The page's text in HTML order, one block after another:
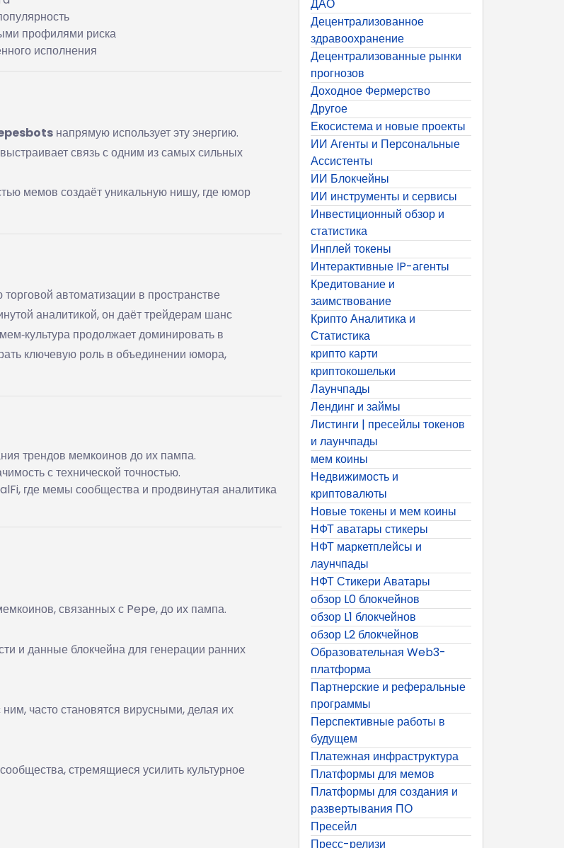
профилями риска
исполнения
напрямую использует эту энергию.
связь с одним из самых сильных
мемов создаёт уникальную нишу, где юмор
автоматизации в пространстве
аналитикой, он даёт трейдерам шанс
продолжает доминировать в
ключевую роль в объединении юмора,
трендов мемкоинов до их пампа.
с технической точностью.
где мемы сообщества и продвинутая аналитика
связанных с Pepe, до их пампа.
и данные блокчейна для генерации ранних
часто становятся вирусными, делая их
стремящиеся усилить культурное
ДАО
Децентрализованное
здравоохранение
Децентрализованные рынки
прогнозов
Доходное Фермерство
Другое
Екосистема и новые проекты
ИИ Агенты и Персональные
Ассистенты
ИИ Блокчейны
ИИ инструменты и сервисы
Инвестиционный обзор и
статистика
Инплей токены
Интерактивные IP-агенты
Кредитование и
заимствование
Крипто Аналитика и
Статистика
крипто карти
криптокошельки
Лаунчпады
Лендинг и займы
Листинги | пресейлы токенов
и лаунчпады
мем коины
Недвижимость и
криптовалюты
Новые токены и мем коины
НФТ аватары стикеры
НФТ маркетплейсы и
лаунчпады
НФТ Стикери Аватары
обзор L0 блокчейнов
обзор L1 блокчейнов
обзор L2 блокчейнов
Образовательная Web3-
платформа
Партнерские и реферальные
программы
Перспективные работы в
будущем
Платежная инфраструктура
Платформы для мемов
Платформы для создания и
развертывания ПО
Пресейл
Пресс-релизи